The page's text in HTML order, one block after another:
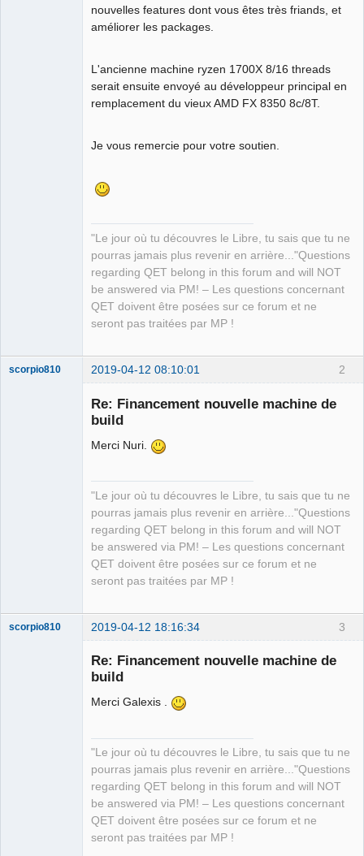
nouvelles features dont vous êtes très friands, et
améliorer les packages.
L'ancienne machine ryzen 1700X 8/16 threads
serait ensuite envoyé au développeur principal en
remplacement du vieux AMD FX 8350 8c/8T.
Je vous remercie pour votre soutien.
"Le jour où tu découvres le Libre, tu sais que tu ne
pourras jamais plus revenir en arrière..."Questions
regarding QET belong in this forum and will NOT
be answered via PM! – Les questions concernant
QET doivent être posées sur ce forum et ne
seront pas traitées par MP !
2
scorpio810 2019-04-12 08:10:01
Re: Financement nouvelle machine de
build
Merci Nuri.
"Le jour où tu découvres le Libre, tu sais que tu ne
pourras jamais plus revenir en arrière..."Questions
regarding QET belong in this forum and will NOT
be answered via PM! – Les questions concernant
QET doivent être posées sur ce forum et ne
seront pas traitées par MP !
3
scorpio810 2019-04-12 18:16:34
Re: Financement nouvelle machine de
build
Merci Galexis .
"Le jour où tu découvres le Libre, tu sais que tu ne
pourras jamais plus revenir en arrière..."Questions
regarding QET belong in this forum and will NOT
be answered via PM! – Les questions concernant
QET doivent être posées sur ce forum et ne
seront pas traitées par MP !